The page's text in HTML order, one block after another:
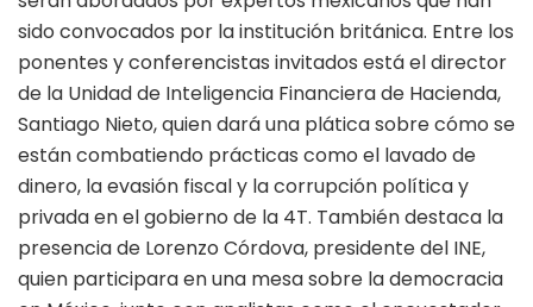
sido convocados por la institución británica. Entre los
ponentes y conferencistas invitados está el director
de la Unidad de Inteligencia Financiera de Hacienda,
Santiago Nieto, quien dará una plática sobre cómo se
están combatiendo prácticas como el lavado de
dinero, la evasión fiscal y la corrupción política y
privada en el gobierno de la 4T. También destaca la
presencia de Lorenzo Córdova, presidente del INE,
quien participara en una mesa sobre la democracia